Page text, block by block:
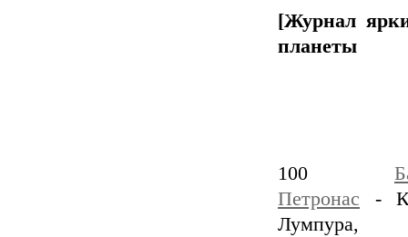
[Журнал
планеты
100
Петронас -
Лумпура,